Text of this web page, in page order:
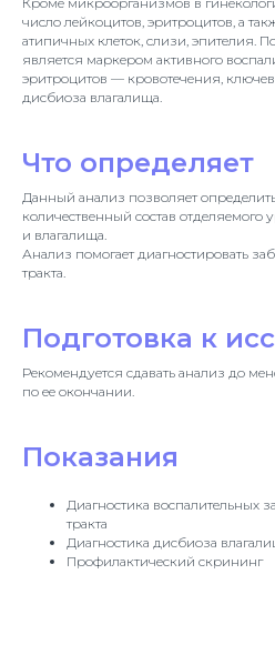
число лейкоцитов, эритроцитов, а
атипичных клеток, слизи, эпителия.
является маркером активного
эритроцитов — кровотечения,
дисбиоза влагалища.
Что определяет
Данный анализ позволяет
количественный состав отделяемого
и влагалища.
Анализ помогает диагностировать
тракта.
Подготовка к
Рекомендуется сдавать анализ до
по ее окончании.
Показания
Диагностика воспалительных
тракта
Диагностика дисбиоза
Профилактический скрининг